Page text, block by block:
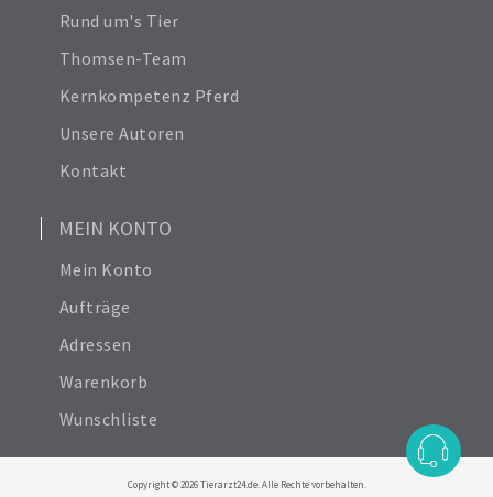
Nutztier
Rund um's Tier
Thomsen-Team
Kernkompetenz Pferd
Unsere Autoren
MEIN KONTO
Mein Konto
Aufträge
Adressen
Warenkorb